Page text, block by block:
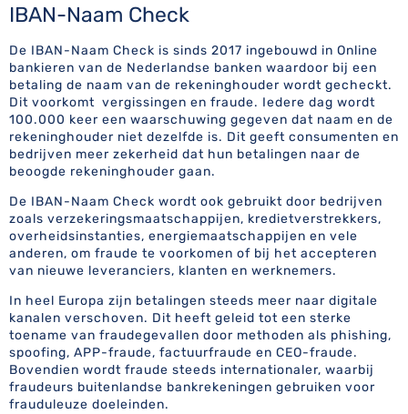
IBAN-Naam Check
De IBAN-Naam Check is sinds 2017 ingebouwd in Online
bankieren van de Nederlandse banken waardoor bij een
betaling de naam van de rekeninghouder wordt gecheckt.
Dit voorkomt vergissingen en fraude. Iedere dag wordt
100.000 keer een waarschuwing gegeven dat naam en de
rekeninghouder niet dezelfde is. Dit geeft consumenten en
bedrijven meer zekerheid dat hun betalingen naar de
beoogde rekeninghouder gaan.
De IBAN-Naam Check wordt ook gebruikt door bedrijven
zoals verzekeringsmaatschappijen, kredietverstrekkers,
overheidsinstanties, energiemaatschappijen en vele
anderen, om fraude te voorkomen of bij het accepteren
van nieuwe leveranciers, klanten en werknemers.
In heel Europa zijn betalingen steeds meer naar digitale
kanalen verschoven. Dit heeft geleid tot een sterke
toename van fraudegevallen door methoden als phishing,
spoofing, APP-fraude, factuurfraude en CEO-fraude.
Bovendien wordt fraude steeds internationaler, waarbij
fraudeurs buitenlandse bankrekeningen gebruiken voor
frauduleuze doeleinden.